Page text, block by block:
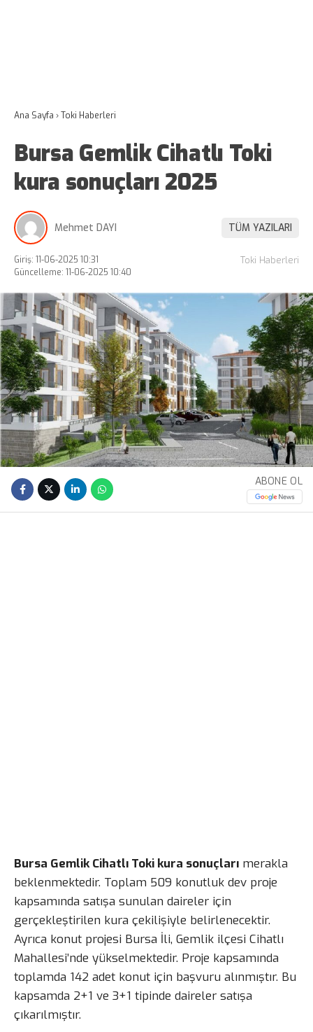
Ana Sayfa ›Toki Haberleri
Bursa Gemlik Cihatlı Toki
kura sonuçları 2025
Mehmet DAYI TÜM YAZILARI
Giriş: 11-06-2025 10:31
Güncelleme: 11-06-2025 10:40
Toki Haberleri
ABONE OL
Bursa Gemlik Cihatlı Toki kura sonuçları merakla
beklenmektedir. Toplam 509 konutluk dev proje
kapsamında satışa sunulan daireler için
gerçekleştirilen kura çekilişiyle belirlenecektir.
Ayrıca konut projesi Bursa İli, Gemlik ilçesi Cihatlı
Mahallesi’nde yükselmektedir. Proje kapsamında
toplamda 142 adet konut için başvuru alınmıştır. Bu
kapsamda 2+1 ve 3+1 tipinde daireler satışa
çıkarılmıştır.